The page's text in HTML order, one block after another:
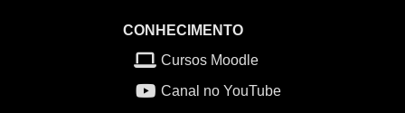
CONHECIMENTO
Cursos Moodle
Canal no YouTube